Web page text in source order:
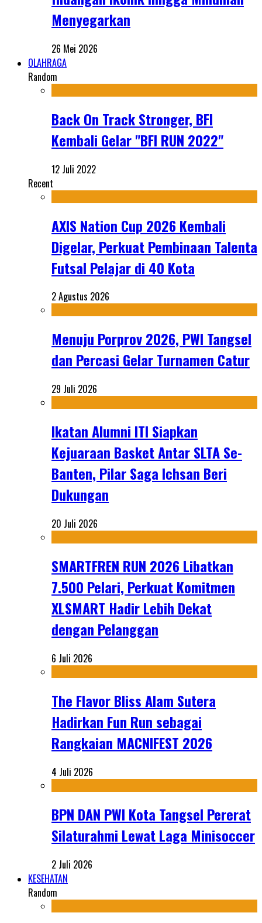
Menyegarkan
26 Mei 2026
OLAHRAGA
Random
Back On Track Stronger, BFI
Kembali Gelar "BFI RUN 2022"
12 Juli 2022
Recent
AXIS Nation Cup 2026 Kembali
Digelar, Perkuat Pembinaan Talenta
Futsal Pelajar di 40 Kota
2 Agustus 2026
Menuju Porprov 2026, PWI Tangsel
dan Percasi Gelar Turnamen Catur
29 Juli 2026
Ikatan Alumni ITI Siapkan
Kejuaraan Basket Antar SLTA Se-
Banten, Pilar Saga Ichsan Beri
Dukungan
20 Juli 2026
SMARTFREN RUN 2026 Libatkan
7.500 Pelari, Perkuat Komitmen
XLSMART Hadir Lebih Dekat
dengan Pelanggan
6 Juli 2026
The Flavor Bliss Alam Sutera
Hadirkan Fun Run sebagai
Rangkaian MACNIFEST 2026
4 Juli 2026
BPN DAN PWI Kota Tangsel Pererat
Silaturahmi Lewat Laga Minisoccer
2 Juli 2026
KESEHATAN
Random